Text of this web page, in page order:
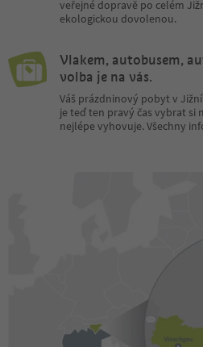
veřejné dopravě po celém
ekologickou dovolenou.
Vlakem, autobusem,
volba je na vás.
Váš prázdninový pobyt v
je teď ten pravý čas vybrat si
nejlépe vyhovuje. Všechny